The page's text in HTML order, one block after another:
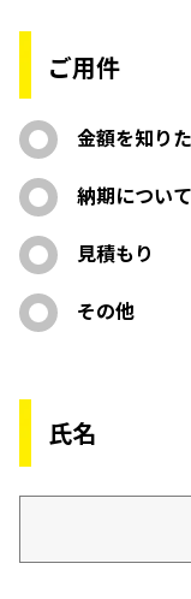
ご用件
金額を知り
納期について
見積もり
その他
氏名